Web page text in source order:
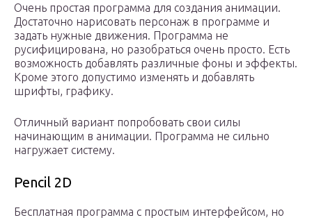
Очень простая программа для создания анимации.
Достаточно нарисовать персонаж в программе и
задать нужные движения. Программа не
русифицирована, но разобраться очень просто. Есть
возможность добавлять различные фоны и эффекты.
Кроме этого допустимо изменять и добавлять
шрифты, графику.
Отличный вариант попробовать свои силы
начинающим в анимации. Программа не сильно
нагружает систему.
Pencil 2D
Бесплатная программа с простым интерфейсом, но